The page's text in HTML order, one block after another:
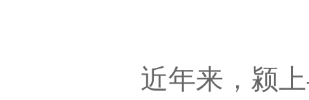
近年来，颍上